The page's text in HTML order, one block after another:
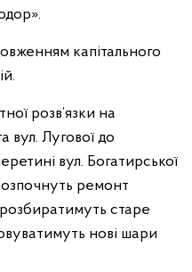
капітального
розв’язки на
вул. Лугової до
вул. Богатирської
ремонт
старе
нові шари